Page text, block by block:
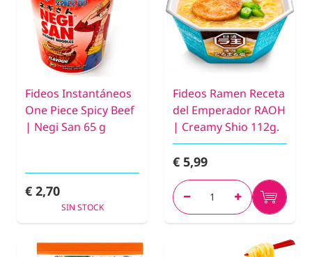
Fideos Instantáneos
One Piece Spicy Beef
| Negi San 65 g
€ 2,70
SIN STOCK
Fideos Ramen Receta
del Emperador RAOH
| Creamy Shio 112g.
€ 5,99